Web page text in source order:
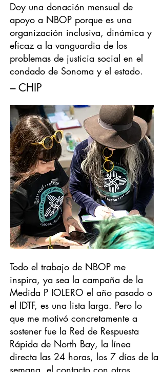
Doy una donación mensual de
apoyo a NBOP porque es una
organización inclusiva, dinámica y
eficaz a la vanguardia de los
problemas de justicia social en el
condado de Sonoma y el estado.
– CHIP
Todo el trabajo de NBOP me
inspira, ya sea la campaña de la
Medida P IOLERO el año pasado o
el IDTF, es una lista larga. Pero lo
que me motivó concretamente a
sostener fue la Red de Respuesta
Rápida de North Bay, la línea
directa las 24 horas, los 7 días de la
semana, el contacto con otros